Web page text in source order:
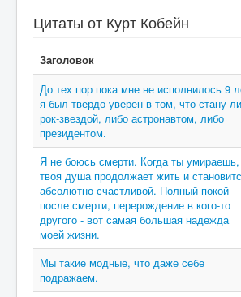
Цитаты от Курт Кобейн
Заголовок
До тех пор пока мне не исполнилось 9
я был твердо уверен в том, что стану
рок-звездой, либо астронавтом, либо
президентом.
Я не боюсь смерти. Когда ты умираешь,
твоя душа продолжает жить и
абсолютно счастливой. Полный покой
после смерти, перерождение в кого-то
другого - вот самая большая надежда
моей жизни.
Мы такие модные, что даже себе
подражаем.